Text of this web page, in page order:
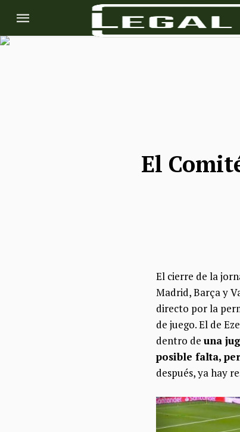
El
El cierre de la
Madrid, Barça y
directo por la
de juego. El de
dentro de una
posible falta,
después, ya hay